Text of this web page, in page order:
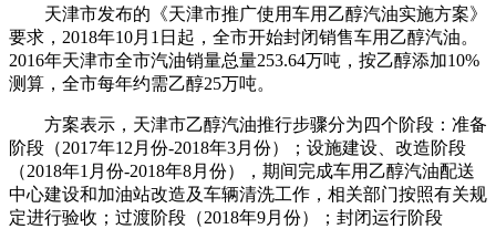
天津市发布的《天津市推广使用车用乙醇汽油实施方案》
要求，2018年10月1日起，全市开始封闭销售车用乙醇汽油。
2016年天津市全市汽油销量总量253.64万吨，按乙醇添加10%
测算，全市每年约需乙醇25万吨。
方案表示，天津市乙醇汽油推行步骤分为四个阶段：准备
阶段（2017年12月份-2018年3月份）；设施建设、改造阶段
（2018年1月份-2018年8月份），期间完成车用乙醇汽油配送
中心建设和加油站改造及车辆清洗工作，相关部门按照有关规
定进行验收；过渡阶段（2018年9月份）；封闭运行阶段